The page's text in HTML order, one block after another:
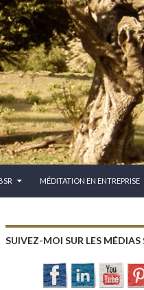
MÉDITATION EN ENTREPRISE
SUIVEZ-MOI SUR LES MÉDIAS